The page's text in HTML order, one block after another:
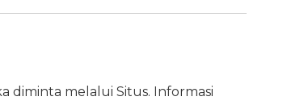
diminta melalui Situs. Informasi